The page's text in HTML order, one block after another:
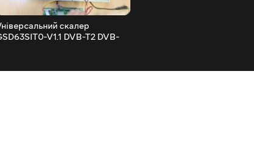
скалер
V1.1 DVB-T2 DVB-